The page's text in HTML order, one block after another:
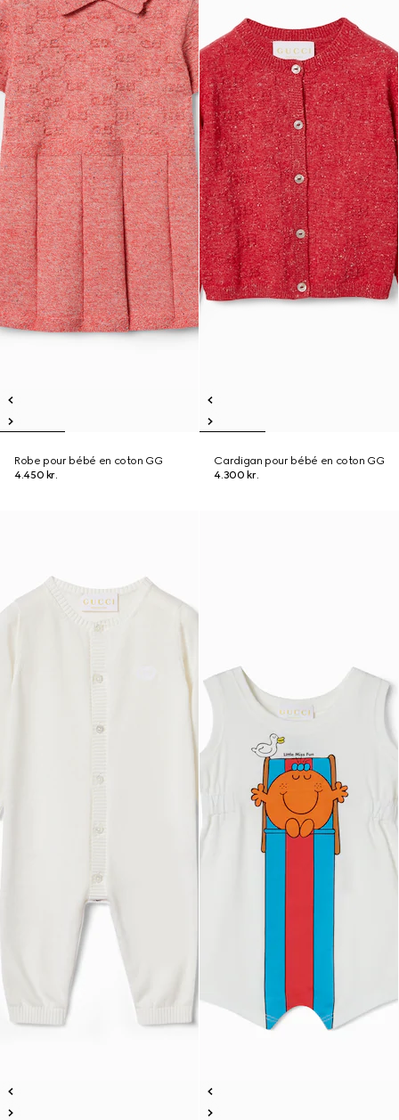
Robe pour bébé en coton GG
4.450 kr.
Cardigan pour bébé en coton GG
4.300 kr.